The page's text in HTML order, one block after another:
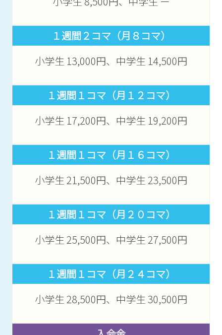
１週間２コマ（月８コマ）
小学生 13,000円、中学生 14,500円
１週間１コマ（月１２コマ）
小学生 17,200円、中学生 19,200円
１週間１コマ（月１６コマ）
小学生 21,500円、中学生 23,500円
１週間１コマ（月２０コマ）
小学生 25,500円、中学生 27,500円
１週間１コマ（月２４コマ）
小学生 28,500円、中学生 30,500円